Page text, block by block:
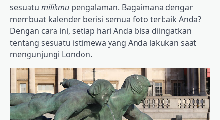
sesuatu milikmu pengalaman. Bagaimana dengan
membuat kalender berisi semua foto terbaik Anda?
Dengan cara ini, setiap hari Anda bisa diingatkan
tentang sesuatu istimewa yang Anda lakukan saat
mengunjungi London.